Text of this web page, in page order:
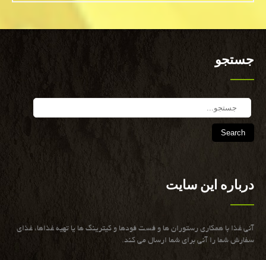
جستجو
درباره این سایت
آنی غذا با همكاری رستوران ها و فست فودها و كیترینگ ها یا تهیه غذاها، غذای
سفارش شما را آنی برای شما ارسال می كند.